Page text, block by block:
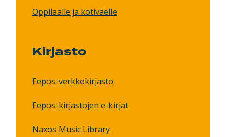
Oppilaalle ja kotiväelle
Kirjasto
Eepos-verkkokirjasto
Eepos-kirjastojen e-kirjat
Naxos Music Library